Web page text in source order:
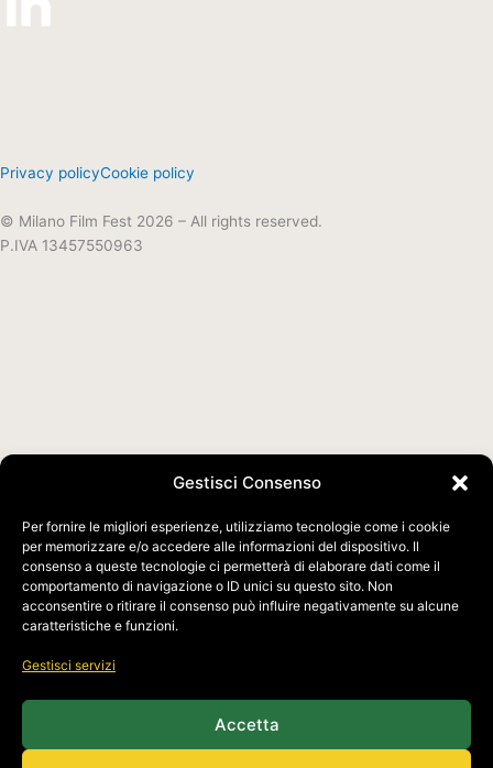
Gestisci Consenso
Per fornire le migliori esperienze, utilizziamo tecnologie come i cookie
per memorizzare e/o accedere alle informazioni del dispositivo. Il
consenso a queste tecnologie ci permetterà di elaborare dati come il
comportamento di navigazione o ID unici su questo sito. Non
acconsentire o ritirare il consenso può influire negativamente su alcune
caratteristiche e funzioni.
Gestisci servizi
Accetta
Privacy policyCookie policy
© Milano Film Fest 2026 – All rights reserved.
P.IVA 13457550963
Il Festival